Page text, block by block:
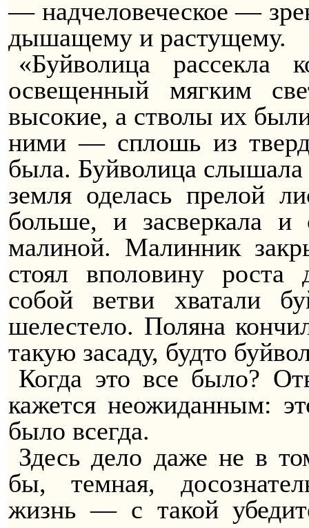
— надчеловеческое —
дышащему и растущему.
«Буйволица
освещенный мягким
высокие, а стволы их
ними — сплошь из
была. Буйволица
земля оделась прелой
больше, и засверкала и
малиной. Малинник
стоял вполовину роста
собой ветви хватали
шелестело. Поляна
такую засаду, будто
Когда это все было?
кажется неожиданным:
было всегда.
Здесь дело даже не в
бы, темная,
жизнь — с такой